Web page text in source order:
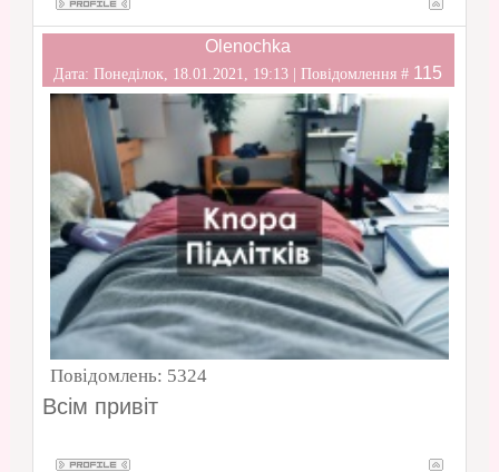
Olenochka
Дата: Понеділок, 18.01.2021, 19:13 | Повідомлення # 115
Повідомлень: 5324
Всім привіт